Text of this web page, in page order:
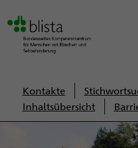
Servicenavigation
Kontakte
Inhaltsübersicht